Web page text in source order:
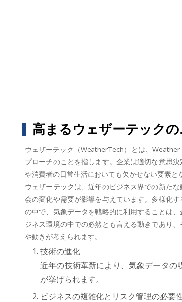
高まるウェザーテック
ウェザーテック（WeatherTech）とは、
プローチのことを指します。企業は適切な意思
や消費者の日常生活においても欠かせない要素と
ウェザーテックは、近年のビジネス界での新た
会の変化や需要が影響を与えています。多様化
の中で、気象データを戦略的に利用することは
ジネス環境の中での必然とも言える動きであり
や動きが考えられます。
技術の進化
近年の技術革新により、気象データ
が挙げられます。
ビジネスの複雑化とリスク管理の必要